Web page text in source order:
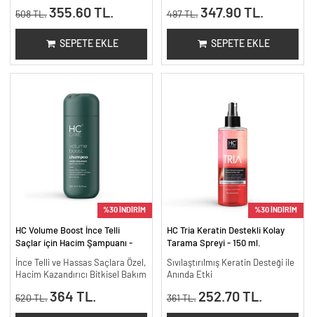
508 TL. 355.60 TL.
SEPETE EKLE
497 TL. 347.90 TL.
SEPETE EKLE
%30 İNDİRİM
HC Volume Boost İnce Telli
Saçlar için Hacim Şampuanı -
300 ml.
İnce Telli ve Hassas Saçlara Özel,
Hacim Kazandırıcı Bitkisel Bakım
520 TL. 364 TL.
%30 İNDİRİM
HC Tria Keratin Destekli Kolay
Tarama Spreyi - 150 ml.
Sıvılaştırılmış Keratin Desteği ile
Anında Etki
361 TL. 252.70 TL.